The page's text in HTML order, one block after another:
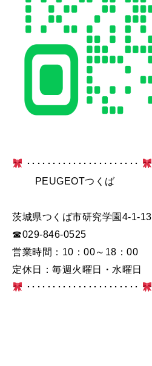
･･････････････････････
PEUGEOTつくば
茨城県つくば市研究学園4-1-13
☎029-846-0525
営業時間：10：00～18：00
定休日：毎週火曜日・水曜日
･･････････････････････